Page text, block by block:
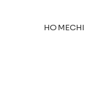
HOME